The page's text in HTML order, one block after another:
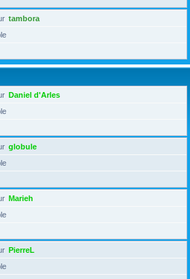
tambora
Daniel d'Arles
globule
Marieh
PierreL